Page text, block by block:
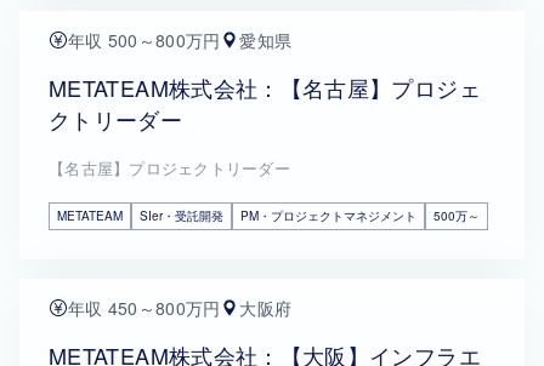
年収 500～800万円 愛知県
METATEAM株式会社：【名古屋】プロジェ
クトリーダー
【名古屋】プロジェクトリーダー
METATEAM SIer・受託開発 PM・プロジェクトマネジメント 500万～
年収 450～800万円 大阪府
METATEAM株式会社：【大阪】インフラエ